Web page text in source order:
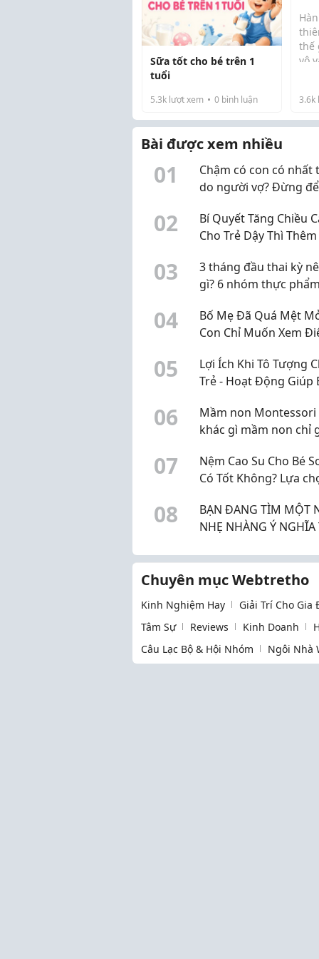
Sữa tốt cho bé trên 1
tuổi
5.3k lượt xem 0 bình luận
thế
vô
dỗ
3.6k
Bài được xem nhiều
01
Chậm có con có nhất
do người vợ? Đừng
nguyên nhân
02
Bí Quyết Tăng Chiều
Cho Trẻ Dậy Thì
03
3 tháng đầu thai kỳ
gì? 6 nhóm thực
hai người"
04
Bố Mẹ Đã Quá Mệt
Con Chỉ Muốn Xem
Mùa Hè Của Bé
05
Lợi Ích Khi Tô Tượng
Trẻ - Hoạt Động Giúp
06
Mầm non Montessori
khác gì mầm non chỉ
07
Nệm Cao Su Cho Bé
Có Tốt Không? Lựa
08
BẠN ĐANG TÌM MỘT
NHẸ NHÀNG Ý NGHĨA THU
Chuyên mục Webtretho
Kinh Nghiệm Hay Giải Trí Cho Gia
Tâm Sự
Reviews Kinh Doanh
Câu Lạc Bộ & Hội Nhóm
Ngôi Nhà